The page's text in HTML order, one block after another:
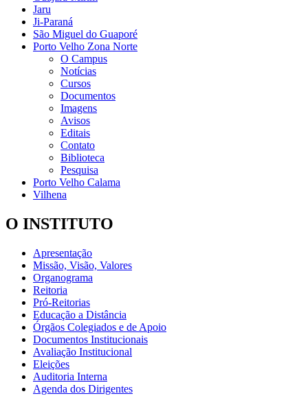
Jaru
Ji-Paraná
São Miguel do Guaporé
Porto Velho Zona Norte
O Campus
Notícias
Cursos
Documentos
Imagens
Avisos
Editais
Contato
Biblioteca
Pesquisa
Porto Velho Calama
Vilhena
O INSTITUTO
Apresentação
Missão, Visão, Valores
Organograma
Reitoria
Pró-Reitorias
Educação a Distância
Órgãos Colegiados e de Apoio
Documentos Institucionais
Avaliação Institucional
Eleições
Auditoria Interna
Agenda dos Dirigentes